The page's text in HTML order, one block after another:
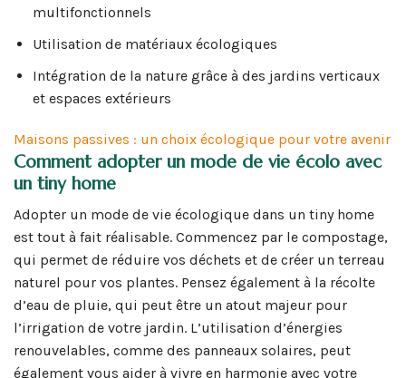
multifonctionnels
Utilisation de matériaux écologiques
Intégration de la nature grâce à des jardins verticaux
et espaces extérieurs
Maisons passives : un choix écologique pour votre avenir
Comment adopter un mode de vie écolo avec
un tiny home
Adopter un mode de vie écologique dans un tiny home
est tout à fait réalisable. Commencez par le compostage,
qui permet de réduire vos déchets et de créer un terreau
naturel pour vos plantes. Pensez également à la récolte
d’eau de pluie, qui peut être un atout majeur pour
l’irrigation de votre jardin. L’utilisation d’énergies
renouvelables, comme des panneaux solaires, peut
également vous aider à vivre en harmonie avec votre